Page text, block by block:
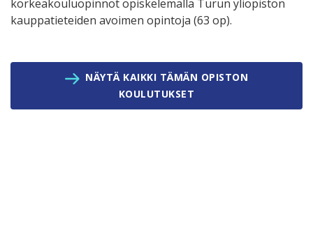
korkeakouluopinnot opiskelemalla Turun yliopiston
kauppatieteiden avoimen opintoja (63 op).
NÄYTÄ KAIKKI TÄMÄN OPISTON
KOULUTUKSET